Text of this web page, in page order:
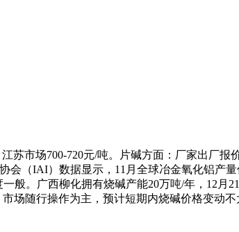
市场700-720元/吨。片碱方面：厂家出厂报
会（IAI）数据显示，11月全球冶金氧化铝产
般。广西柳化拥有烧碱产能20万吨/年，12月
场随行操作为主，预计短期内烧碱价格变动不